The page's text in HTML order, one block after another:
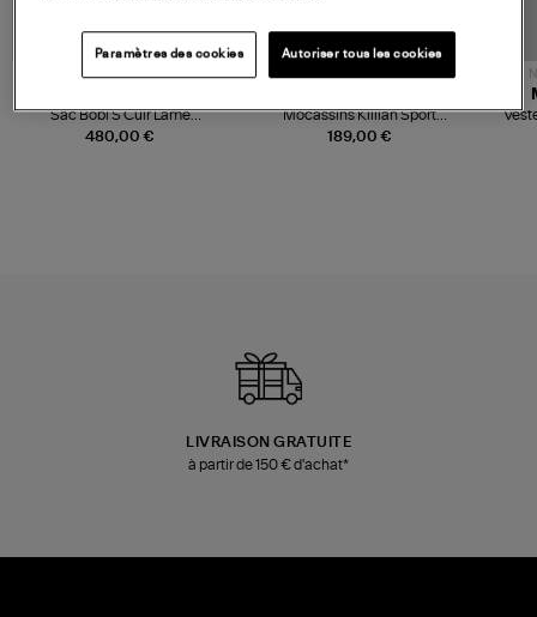
480,00 €
Sac Bobi S Cuir Lamé
Champagne
189,00 €
Mocassins Killian Sport
Mousse
LIVRAISON GRATUITE
à partir de 150 € d'achat*
Paramètres des cookies Autoriser tous les cookies